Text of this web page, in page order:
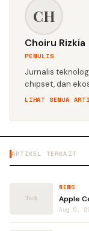
CH
Choiru Rizkia
PENULIS
Jurnalis
chipset, dan
LIHAT SEMUA
ARTIKEL TERKAIT
NEWS
Apple
Aug 5,